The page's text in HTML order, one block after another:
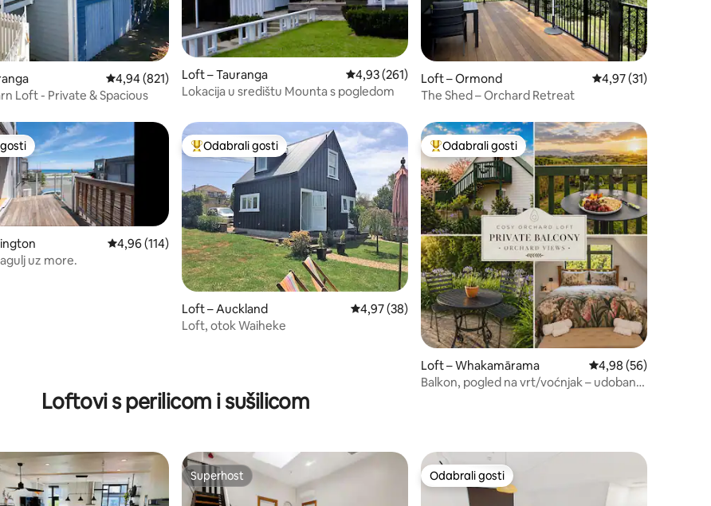
recenzija: 32 Prosječna ocjena: 4,94/5, recenzija: 821
4,94 (821)
Loft - Private & Spacious
Loft – Tauranga Prosječna ocjena: 4,93/5, recenzija: 261
4,93 (261)
Lokacija u središtu Mounta s pogledom
Loft – Ormond Prosječna ocjena:
4,97 (31)
The Shed – Orchard Retreat
113
Prosječna ocjena: 4,96/5, recenzija: 114
4,96 (114)
uz more.
Među najviše rangiranima s oznakom „Odabrali gosti”
Odabrali gosti
Loft – Auckland Prosječna ocjena: 4,97/5, recenzija: 38
4,97 (38)
Loft, otok Waiheke
Među najviše rangiranima s oznakom „Odabrali gosti”
Odabrali gosti
Loft – Whakamārama Prosječna ocjena:
4,98 (56)
Balkon, pogled na vrt/voćnjak – udoban
Loftovi s perilicom i sušilicom
Superhost
Superhost Odabrali gosti
Odabrali gosti